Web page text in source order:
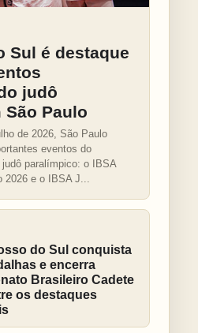
Sul é destaque
judô
Paulo
de 2026, São Paulo
eventos do
paralímpico: o IBSA
2026 e o IBSA J...
do Sul conquista
e encerra
Brasileiro Cadete
os destaques